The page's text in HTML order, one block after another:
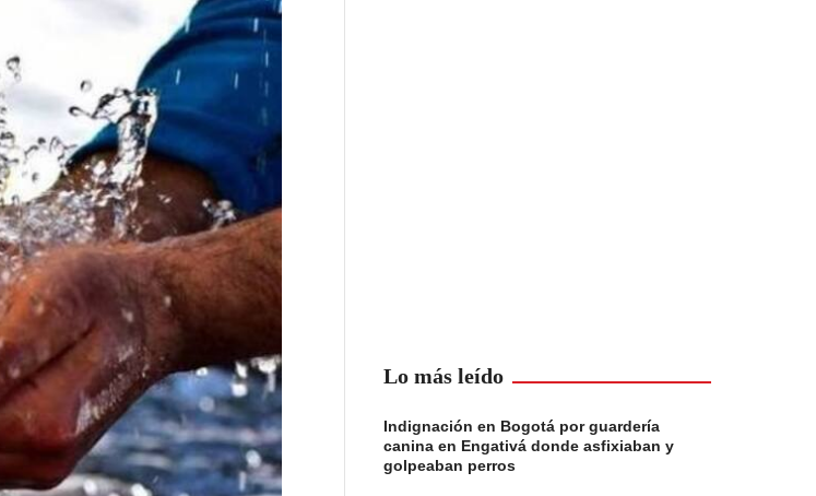
Lo más leído
Indignación en Bogotá por guardería
canina en Engativá donde asfixiaban y
golpeaban perros